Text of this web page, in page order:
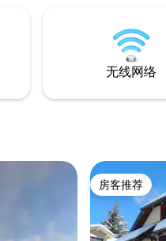
无线网络
房客推荐
房客推荐